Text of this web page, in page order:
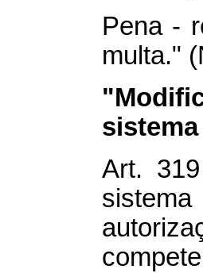
Pena -
multa."
Art.